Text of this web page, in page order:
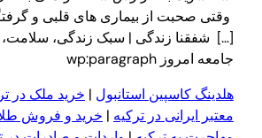
وقتی صحبت از بیماری های قلبی و
[…] شفقنا زندگی | سبک زندگی، سلامت،
جامعه امروز wp:paragraph
هلدینگ کاسپین استانبول | خرید ملک در
معتبر ایرانی در ترکیه | خرید و فروش طلا